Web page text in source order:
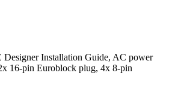
Installation Guide, AC power
16-pin Euroblock plug, 4x 8-pin